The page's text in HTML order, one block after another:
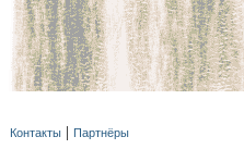
Контакты Партнёры